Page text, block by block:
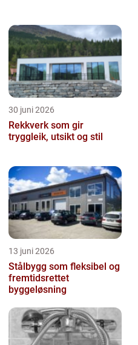
30 juni 2026
Rekkverk som gir
tryggleik, utsikt og stil
13 juni 2026
Stålbygg som fleksibel og
fremtidsrettet
byggeløsning